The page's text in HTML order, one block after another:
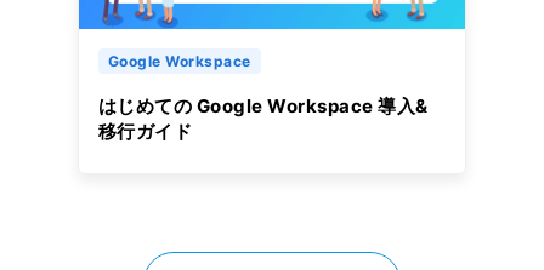
Google Workspace
はじめての Google Workspace 導入&
移行ガイド